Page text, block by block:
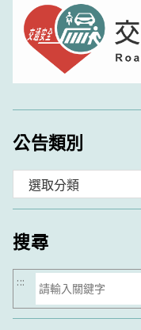
公告類別
類
搜尋
搜
尋
:::